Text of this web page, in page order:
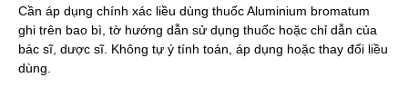
Cần áp dụng chính xác liều dùng thuốc Aluminium bromatum
ghi trên bao bì, tờ hướng dẫn sử dụng thuốc hoặc chỉ dẫn của
bác sĩ, dược sĩ. Không tự ý tính toán, áp dụng hoặc thay đổi liều
dùng.